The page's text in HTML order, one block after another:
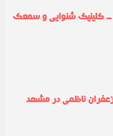
- کلینیک شنوایی و سمعک
ناظمی در مشهد